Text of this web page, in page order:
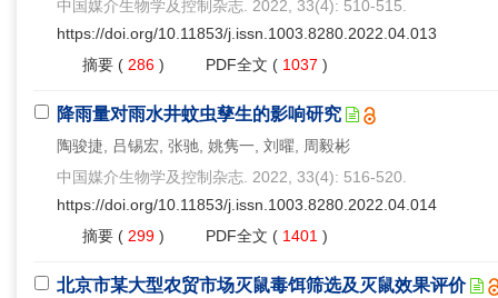
中国媒介生物学及控制杂志. 2022, 33(4): 510-515.
https://doi.org/10.11853/j.issn.1003.8280.2022.04.013
摘要 ( 286 ) PDF全文 ( 1037 )
降雨量对雨水井蚊虫孳生的影响研究
陶骏捷, 吕锡宏, 张驰, 姚隽一, 刘曜, 周毅彬
中国媒介生物学及控制杂志. 2022, 33(4): 516-520.
https://doi.org/10.11853/j.issn.1003.8280.2022.04.014
摘要 ( 299 ) PDF全文 ( 1401 )
北京市某大型农贸市场灭鼠毒饵筛选及灭鼠效果评价